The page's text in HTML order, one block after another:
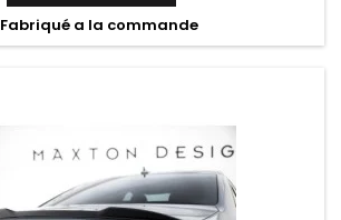
Fabriqué a la commande